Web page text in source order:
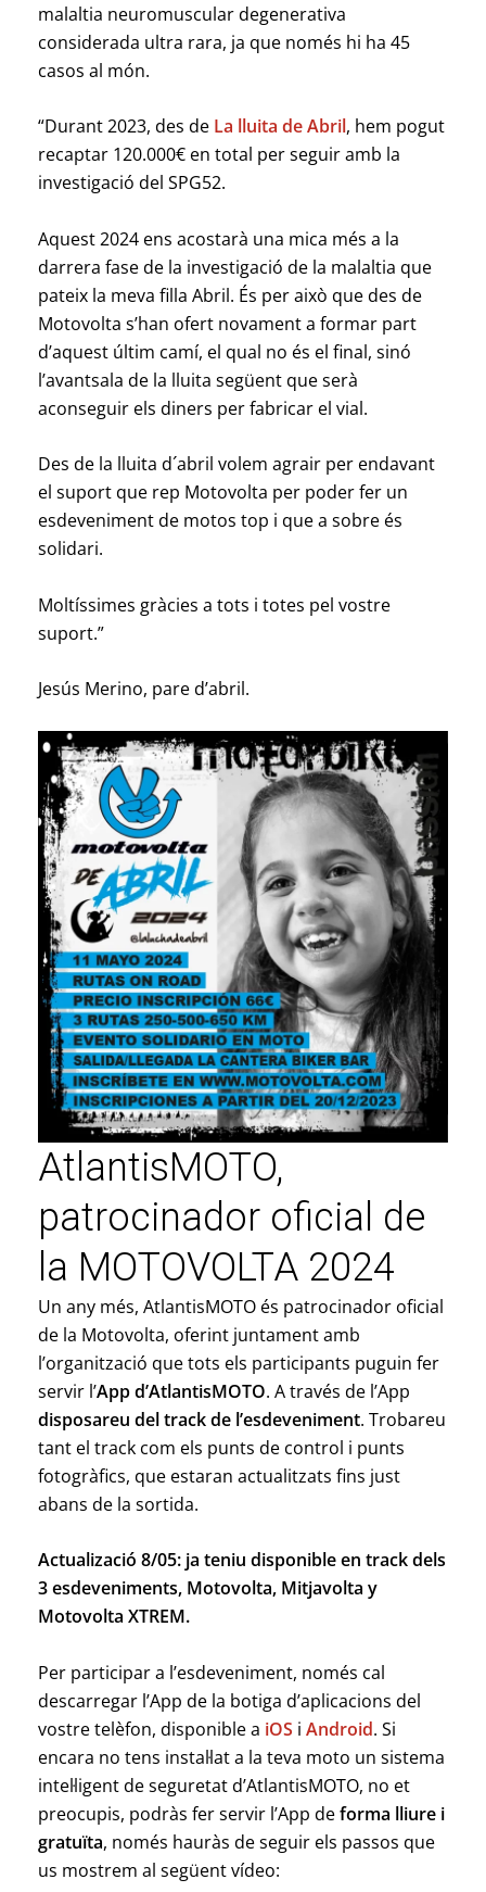
malaltia neuromuscular degenerativa
considerada ultra rara, ja que només hi ha 45
casos al món.
“Durant 2023, des de La lluita de Abril, hem pogut
recaptar 120.000€ en total per seguir amb la
investigació del SPG52.
Aquest 2024 ens acostarà una mica més a la
darrera fase de la investigació de la malaltia que
pateix la meva filla Abril. És per això que des de
Motovolta s’han ofert novament a formar part
d’aquest últim camí, el qual no és el final, sinó
l’avantsala de la lluita següent que serà
aconseguir els diners per fabricar el vial.
Des de la lluita d´abril volem agrair per endavant
el suport que rep Motovolta per poder fer un
esdeveniment de motos top i que a sobre és
solidari.
Moltíssimes gràcies a tots i totes pel vostre
suport.”
Jesús Merino, pare d’abril.
AtlantisMOTO,
patrocinador oficial de
la MOTOVOLTA 2024
Un any més, AtlantisMOTO és patrocinador oficial
de la Motovolta, oferint juntament amb
l’organització que tots els participants puguin fer
servir l’App d’AtlantisMOTO. A través de l’App
disposareu del track de l’esdeveniment. Trobareu
tant el track com els punts de control i punts
fotogràfics, que estaran actualitzats fins just
abans de la sortida.
Actualizació 8/05: ja teniu disponible en track dels
3 esdeveniments, Motovolta, Mitjavolta y
Motovolta XTREM.
Per participar a l’esdeveniment, només cal
descarregar l’App de la botiga d’aplicacions del
vostre telèfon, disponible a iOS i Android. Si
encara no tens instal·lat a la teva moto un sistema
intel·ligent de seguretat d’AtlantisMOTO, no et
preocupis, podràs fer servir l’App deforma lliure i
gratuïta, només hauràs de seguir els passos que
us mostrem al següent vídeo: